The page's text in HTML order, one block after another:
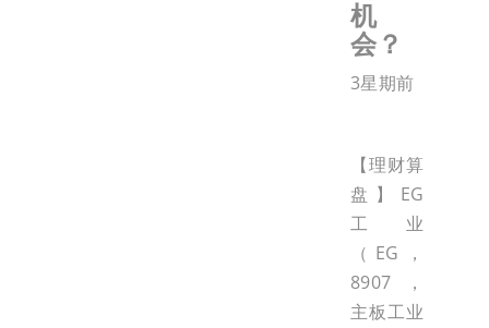
机
会？
3星期前
【理财算
盘】EG
工业
（EG，
8907，
主板工业